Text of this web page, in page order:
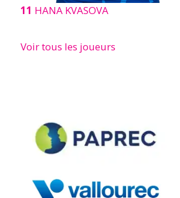
11 HANA KVASOVA
Voir tous les joueurs